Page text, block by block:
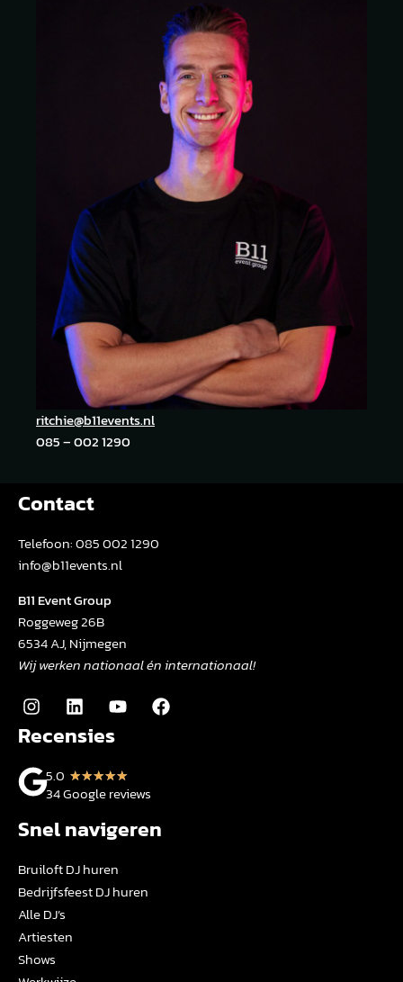
ritchie@b11events.nl
085 – 002 1290
Contact
Telefoon:085 002 1290
info@b11events.nl
B11 Event Group
Roggeweg 26B
6534 AJ, Nijmegen
Wij werken nationaal én internationaal!
Recensies
5.0 ★★★★★
34 Google reviews
Snel navigeren
Bruiloft DJ huren
Bedrijfsfeest DJ huren
Alle DJ’s
Artiesten
Shows